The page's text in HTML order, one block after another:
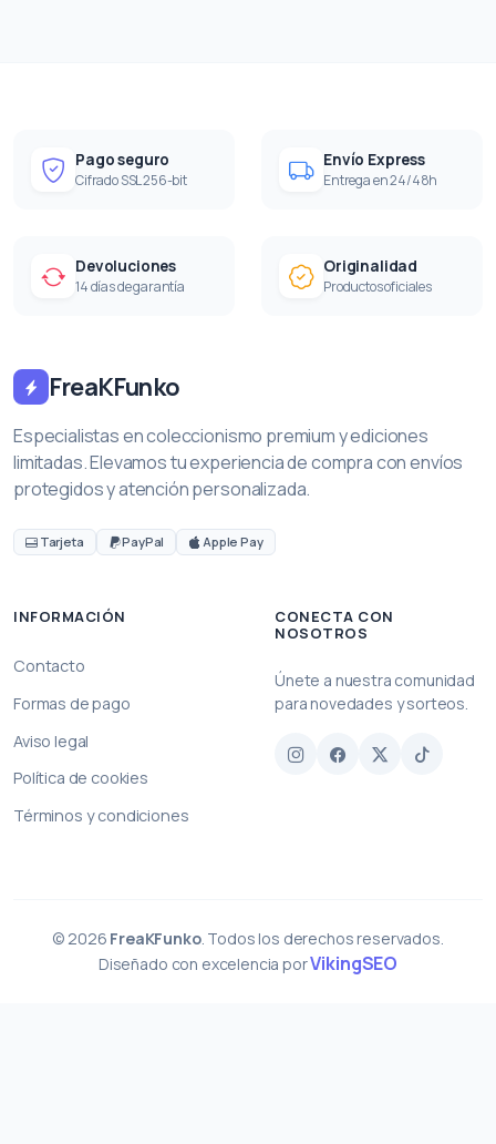
Pago seguro
Cifrado SSL 256-bit
Envío Express
Entrega en 24/48h
Devoluciones
14 días de garantía
Originalidad
Productos oficiales
FreaKFunko
Especialistas en coleccionismo premium y ediciones
limitadas. Elevamos tu experiencia de compra con envíos
protegidos y atención personalizada.
Tarjeta PayPal Apple Pay
INFORMACIÓN
Contacto
Formas de pago
Aviso legal
Política de cookies
Términos y condiciones
CONECTA CON
NOSOTROS
Únete a nuestra comunidad
para novedades y sorteos.
© 2026 FreaKFunko. Todos los derechos reservados.
Diseñado con excelencia porVikingSEO